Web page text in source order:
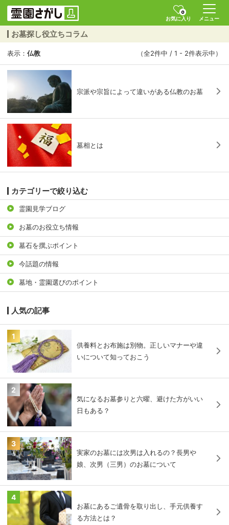
0
お気に入り
メニュー
お墓探し役立ちコラム
表示： 仏教 （全2件中 / 1 - 2件表示中）
宗派や宗旨によって違いがある仏教のお墓
墓相とは
カテゴリーで絞り込む
霊園見学ブログ
お墓のお役立ち情報
墓石を撰ぶポイント
今話題の情報
墓地・霊園選びのポイント
人気の記事
1
供養料とお布施は別物。正しいマナーや違
いについて知っておこう
2
気になるお墓参りと六曜、避けた方がいい
日もある？
3
実家のお墓には次男は入れるの？長男や
娘、次男（三男）のお墓について
4
お墓にあるご遺骨を取り出し、手元供養す
る方法とは？